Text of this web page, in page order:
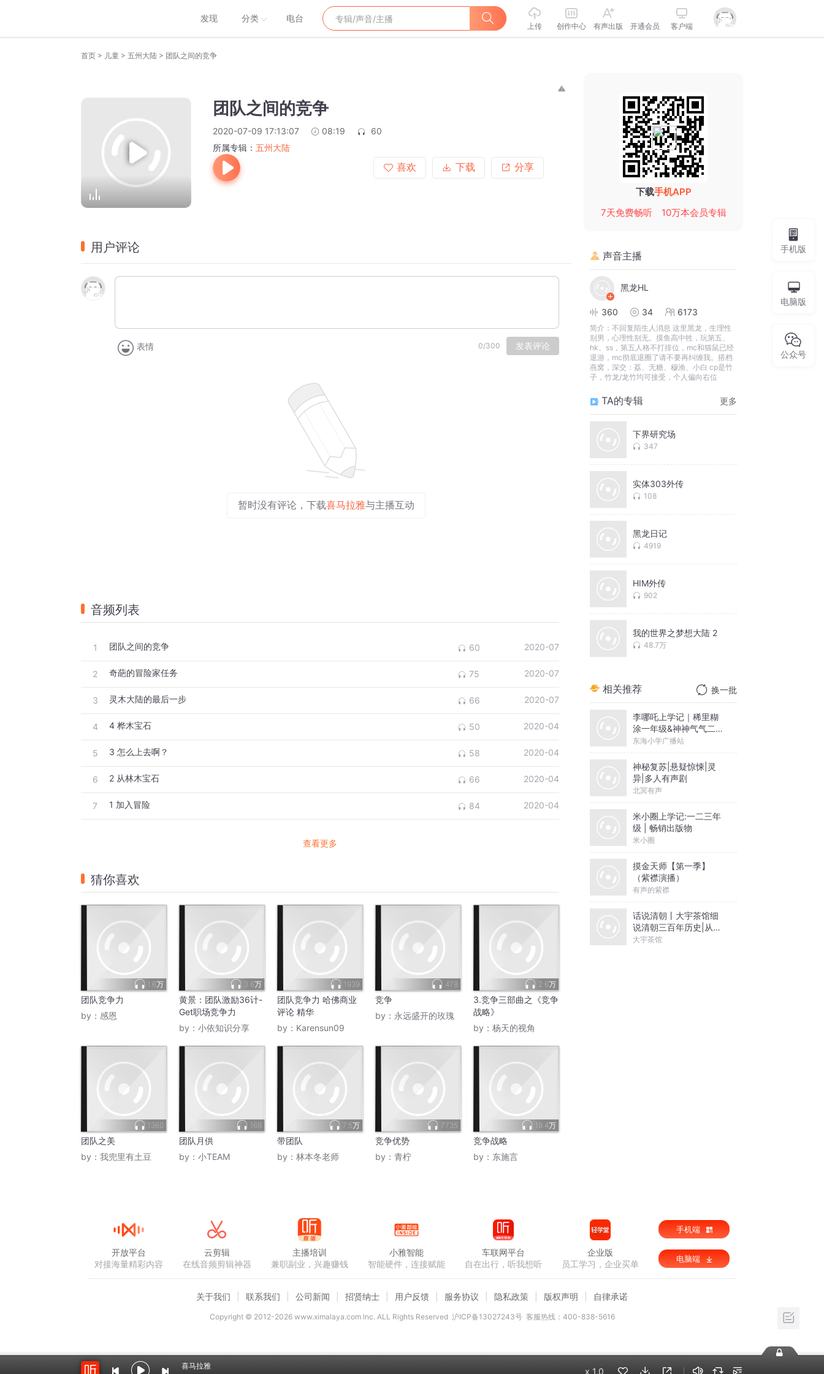
发现 分类 电台
上传 创作中心 有声出版 开通会员 客户端
首页 > 儿童 > 五州大陆 > 团队之间的竞争
团队之间的竞争
2020-07-09 17:13:07 08:19
60
所属专辑： 五州大陆
喜欢
下载 分享
用户评论
表情 0/300 发表评论
暂时没有评论，下载喜马拉雅与主播互动
音频列表
1 团队之间的竞争 60 2020-07
2 奇葩的冒险家任务 75 2020-07
3 灵木大陆的最后一步 66 2020-07
4 4 桦木宝石 50 2020-04
5 3 怎么上去啊？ 58 2020-04
6 2 从林木宝石 66 2020-04
7 1 加入冒险 84 2020-04
查看更多
猜你喜欢
1.6万
团队竞争力
by： 感恩
3.6万
黄景：团队激励36计-
Get职场竞争力
by： 小依知识分享
1939
团队竞争力 哈佛商业
评论 精华
by： Karensun09
478
竞争
by： 永远盛开的玫瑰
2.6万
3.竞争三部曲之《竞争
战略》
by： 杨天的视角
1360
团队之美
by： 我兜里有土豆
168
团队月供
by： 小TEAM
7.5万
带团队
by： 林本冬老师
7735
竞争优势
by： 青柠
19.4万
竞争战略
by： 东施言
下载手机APP
7天免费畅听
10万本会员专辑
声音主播
黑龙HL
360 34 6173
简介： 不回复陌生人消息 这里黑龙，生理性
别男，心理性别无。摸鱼高中牲，玩第五、
hk、ss，第五人格不打排位，mc和猫鼠已经
退游，mc彻底退圈了请不要再纠缠我。搭档
燕窝，深交：荔、无糖、穆渔、小白 cp是竹
子，竹龙/龙竹均可接受，个人偏向右位
TA的专辑 更多
下界研究场
347
实体303外传
108
黑龙日记
4919
HIM外传
902
我的世界之梦想大陆 2
48.7万
相关推荐 换一批
李哪吒上学记｜稀里糊
涂一年级&神神气气二年
级
东海小学广播站
神秘复苏|悬疑惊悚|灵
异|多人有声剧
北冥有声
米小圈上学记:一二三年
级 | 畅销出版物
米小圈
摸金天师【第一季】
（紫襟演播）
有声的紫襟
话说清朝丨大宇茶馆细
说清朝三百年历史|从努
尔哈赤到末代皇帝溥仪|
大宇茶馆
手机版
电脑版
公众号
喜马拉雅
x 1.0
开放平台
对接海量精彩内容
云剪辑
在线音频剪辑神器
主播培训
兼职副业，兴趣赚钱
小雅智能
智能硬件，连接赋能
车联网平台
自在出行，听我想听
企业版
员工学习，企业买单
手机端
电脑端
关于我们 联系我们 公司新闻 招贤纳士 用户反馈 服务协议 隐私政策 版权声明 自律承诺
Copyright © 2012-2026www.ximalaya.com lnc. ALL Rights Reserved 沪ICP备13027243号 客服热线：400-838-5616